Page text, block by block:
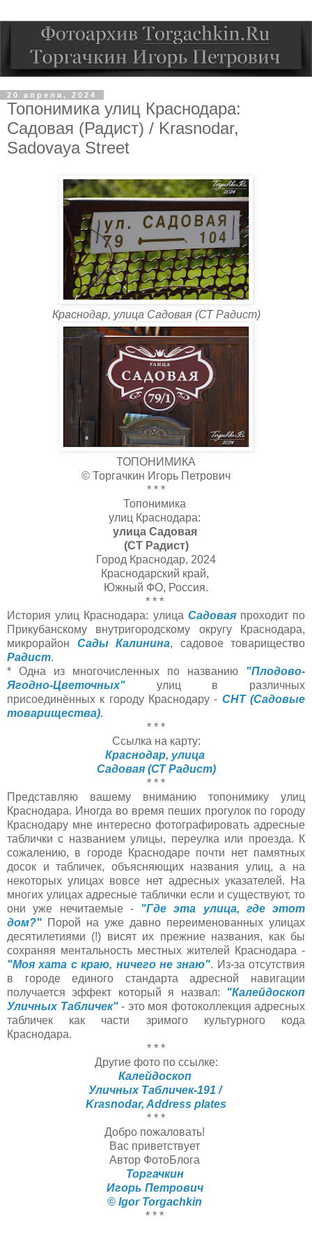
20 апреля, 2024
Топонимика улиц Краснодара:
Садовая (Радист) / Krasnodar,
Sadovaya Street
Краснодар, улица Садовая (СТ Радист)
ТОПОНИМИКА
© Торгачкин Игорь Петрович
* * *
Топонимика
улиц Краснодара:
улица Садовая
(СТ Радист)
Город Краснодар, 2024
Краснодарский край,
Южный ФО, Россия.
* * *
История улиц Краснодара: улица Садоваяпроходит по
Прикубанскому внутригородскому округу Краснодара,
микрорайон Сады Калинина, садовое товарищество
Радист.
* Одна из многочисленных по названию "Плодово-
Ягодно-Цветочных" улиц в различных
присоединённых к городу Краснодару - СНТ (Садовые
товарищества).
* * *
Ссылка на карту:
Краснодар, улица
Садовая (СТ Радист)
* * *
Представляю вашему вниманию топонимику улиц
Краснодара. Иногда во время пеших прогулок по городу
Краснодару мне интересно фотографировать адресные
таблички с названием улицы, переулка или проезда. К
сожалению, в городе Краснодаре почти нет памятных
досок и табличек, объясняющих названия улиц, а на
некоторых улицах вовсе нет адресных указателей. На
многих улицах адресные таблички если и существуют, то
они уже нечитаемые - "Где эта улица, где этот
дом?" Порой на уже давно переименованных улицах
десятилетиями (!) висят их прежние названия, как бы
сохраняя ментальность местных жителей Краснодара -
"Моя хата с краю, ничего не знаю". Из-за отсутствия
в городе единого стандарта адресной навигации
получается эффект который я назвал: "Калейдоскоп
Уличных Табличек"- это моя фотоколлекция адресных
табличек как части зримого культурного кода
Краснодара.
* * *
Другие фото по ссылке:
Калейдоскоп
Уличных Табличек-191 /
Krasnodar, Address plates
* * *
Добро пожаловать!
Вас приветствует
Автор ФотоБлога
Торгачкин
Игорь Петрович
© Igor Torgachkin
* * *